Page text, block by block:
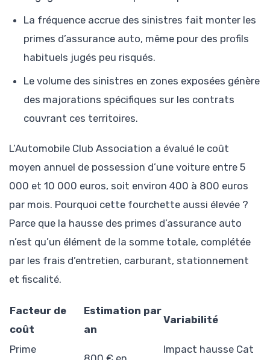
La fréquence accrue des sinistres fait monter les
primes d’assurance auto, même pour des profils
habituels jugés peu risqués.
Le volume des sinistres en zones exposées génère
des majorations spécifiques sur les contrats
couvrant ces territoires.
L’Automobile Club Association a évalué le coût
moyen annuel de possession d’une voiture entre 5
000 et 10 000 euros, soit environ 400 à 800 euros
par mois. Pourquoi cette fourchette aussi élevée ?
Parce que la hausse des primes d’assurance auto
n’est qu’un élément de la somme totale, complétée
par les frais d’entretien, carburant, stationnement
et fiscalité.
Facteur de
coût
Estimation par
an
Variabilité
Prime
Impact hausse Cat